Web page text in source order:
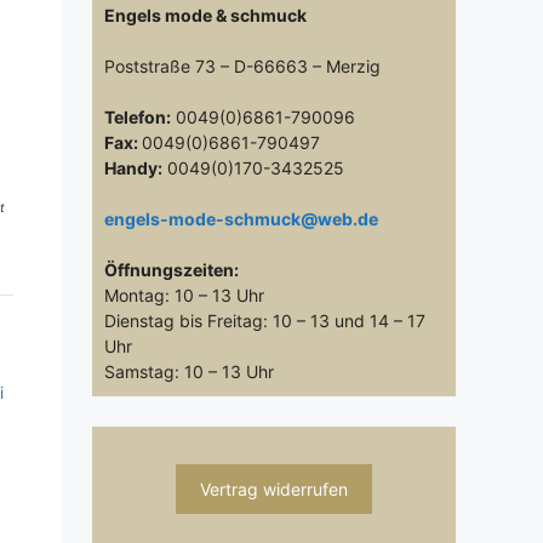
Engels mode & schmuck
Poststraße 73 – D-66663 – Merzig
Telefon: 0049(0)6861-790096
Fax: 0049(0)6861-790497
Handy: 0049(0)170-3432525
engels-mode-schmuck@web.de
Öffnungszeiten:
Montag: 10 – 13 Uhr
Dienstag bis Freitag: 10 – 13 und 14 – 17
Uhr
Samstag: 10 – 13 Uhr
Vertrag widerrufen